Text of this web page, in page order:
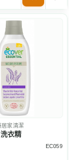
家清潔
衣精
EC059